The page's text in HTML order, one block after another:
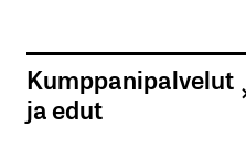
Kumppanipalvelut
ja edut